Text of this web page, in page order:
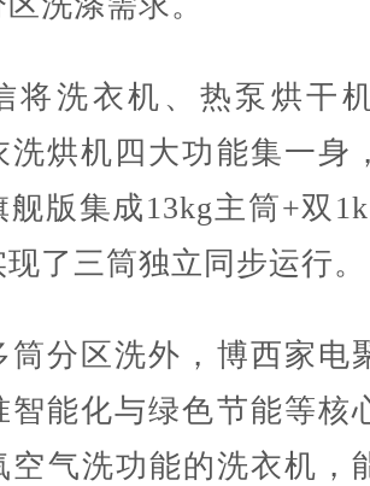
洗衣机、热泵烘干
洗烘机四大功能集一身
舰版集成13kg主筒+双
了三筒独立同步运行。
区洗外，博西家电
智能化与绿色节能等核
空气洗功能的洗衣机，